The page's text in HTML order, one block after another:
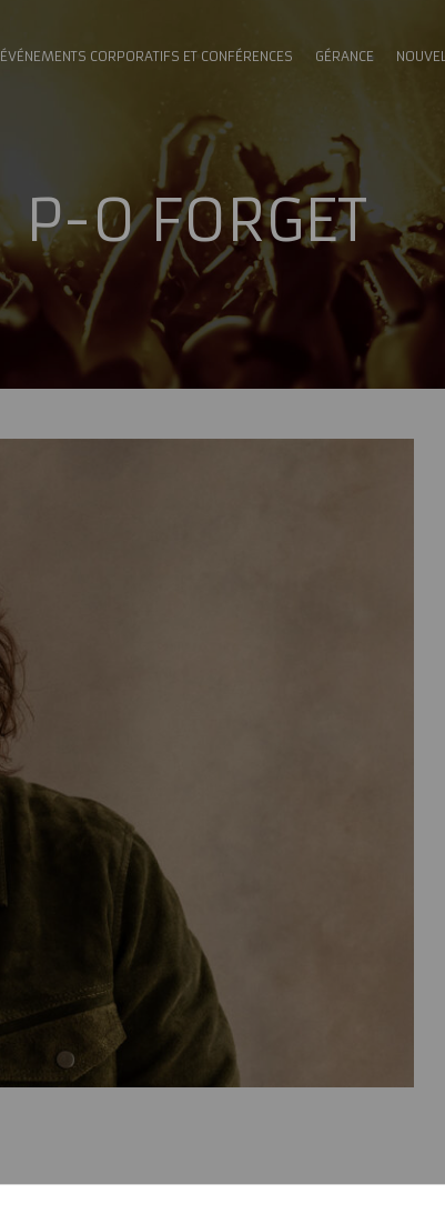
ÉVÉNEMENTS CORPORATIFS ET CONFÉRENCES GÉRANCE
P-O FORGET